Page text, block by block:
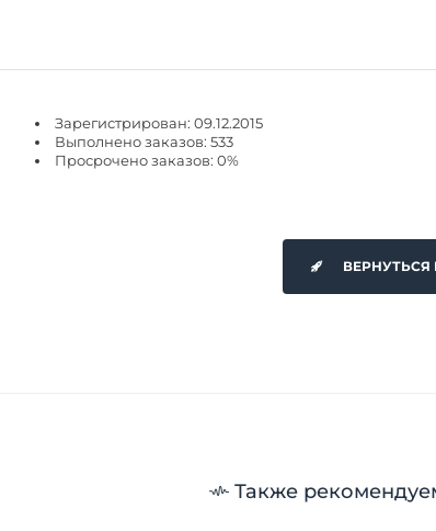
Зарегистрирован: 09.12.2015
Выполнено заказов: 533
Просрочено заказов: 0%
ВЕРНУТЬСЯ
Также